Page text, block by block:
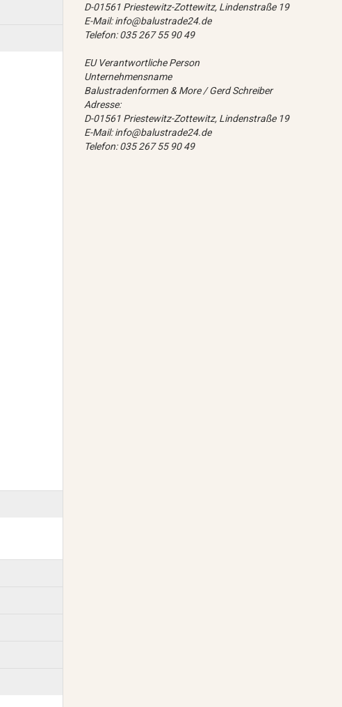
D-01561 Priestewitz-Zottewitz, Lindenstraße 19
E-Mail: info@balustrade24.de
Telefon: 035 267 55 90 49
EU Verantwortliche Person
Unternehmensname
Balustradenformen & More / Gerd Schreiber
Adresse:
D-01561 Priestewitz-Zottewitz, Lindenstraße 19
E-Mail: info@balustrade24.de
Telefon: 035 267 55 90 49